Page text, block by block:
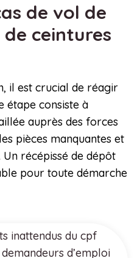
de vol de
ceintures
il est crucial de réagir
étape consiste à
auprès des forces
pièces manquantes et
récépissé de dépôt
pour toute démarche
inattendus du cpf
d’emploi